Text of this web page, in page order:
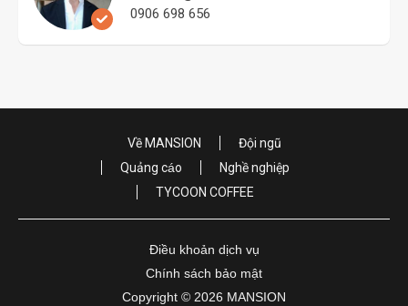
0906 698 656
Về MANSION
Đội ngũ
Quảng cáo
Nghề nghiệp
TYCOON COFFEE
Điều khoản dịch vụ
Chính sách bảo mật
Copyright © 2026 MANSION